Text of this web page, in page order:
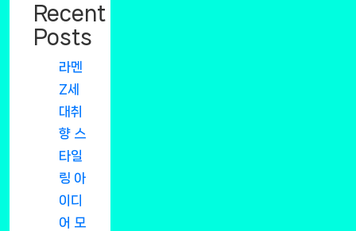
Recent
Posts
라멘
Z세
대취
향 스
타일
링 아
이디
어 모